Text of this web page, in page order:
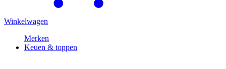
Winkelwagen
Merken
Keuen & toppen